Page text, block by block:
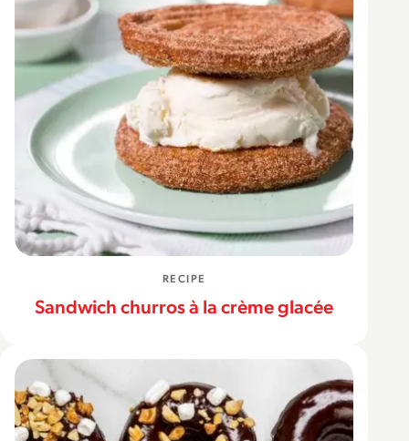
RECIPE
Sandwich churros à la crème glacée